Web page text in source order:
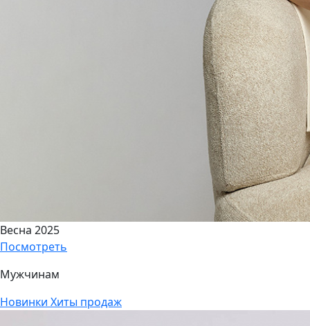
Весна 2025
Посмотреть
Мужчинам
Новинки Хиты продаж